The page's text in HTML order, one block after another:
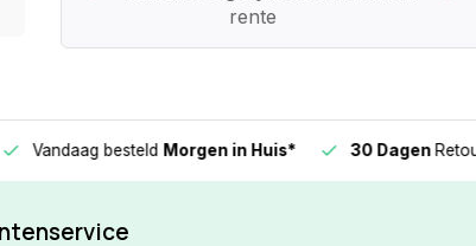
rente
Vandaag besteldMorgen in Huis* 30 DagenRetour*